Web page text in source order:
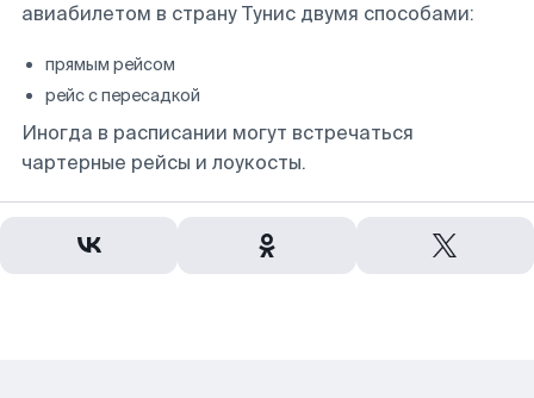
авиабилетом в страну Тунис двумя способами:
прямым рейсом
рейс с пересадкой
Иногда в расписании могут встречаться
чартерные рейсы и лоукосты.